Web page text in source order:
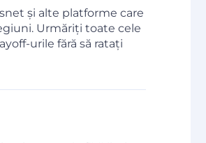
și alte platforme care
Urmăriți toate cele
urile fără să ratați